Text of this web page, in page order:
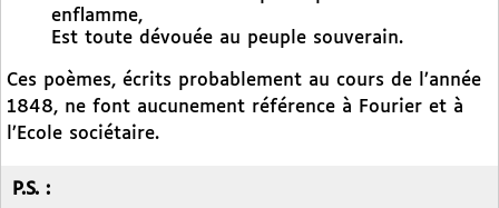
enflamme,
Est toute dévouée au peuple souverain.
Ces poèmes, écrits probablement au cours de l’année
1848, ne font aucunement référence à Fourier et à
l’Ecole sociétaire.
P.S. :